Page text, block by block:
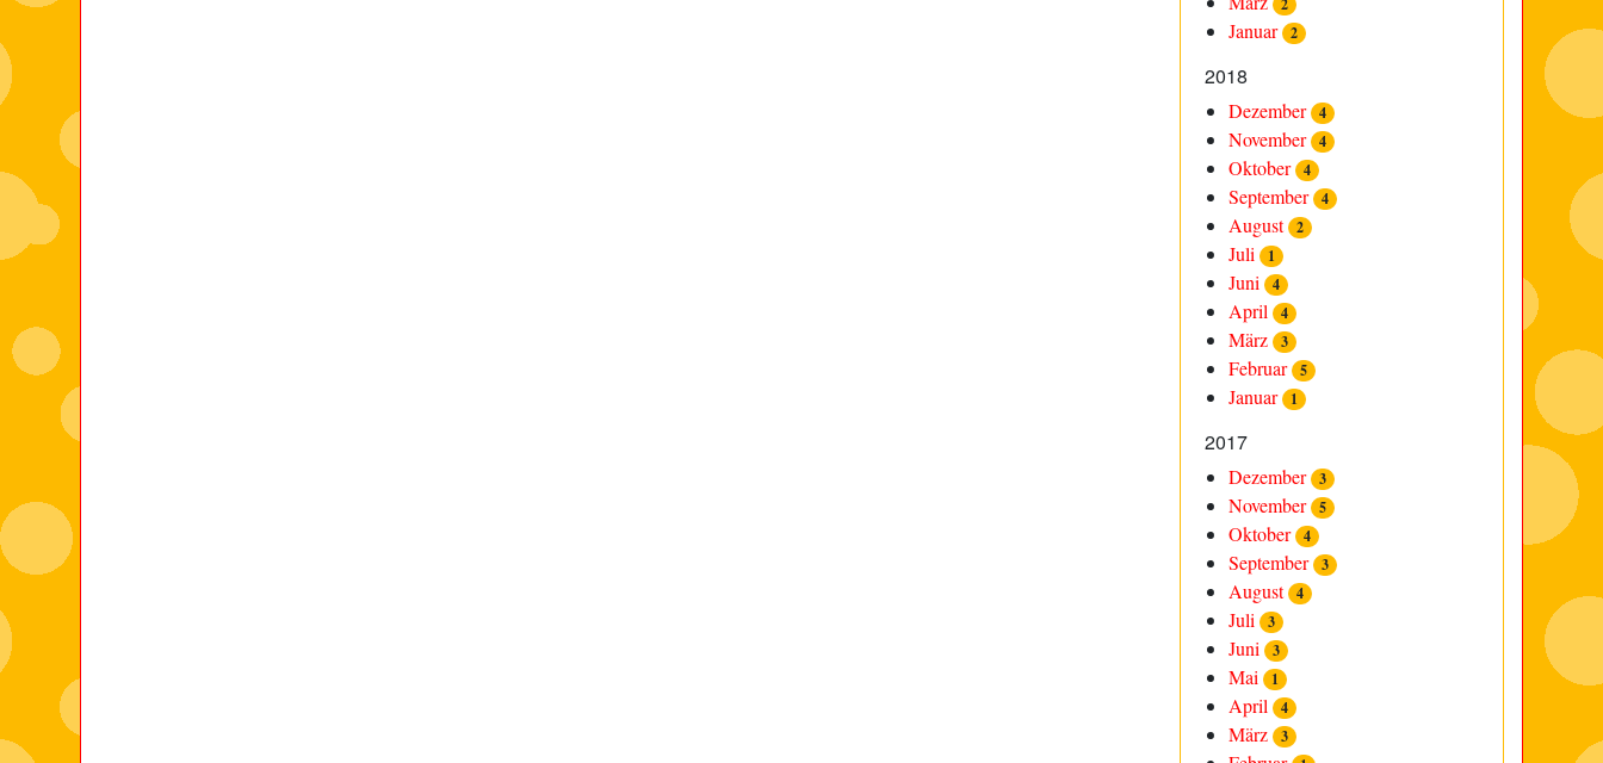
2
Januar 2
2018
Dezember 4
November 4
Oktober 4
September 4
August 2
Juli 1
Juni 4
April 4
März 3
Februar 5
Januar 1
2017
Dezember 3
November 5
Oktober 4
September 3
August 4
Juli 3
Juni 3
Mai 1
April 4
März 3